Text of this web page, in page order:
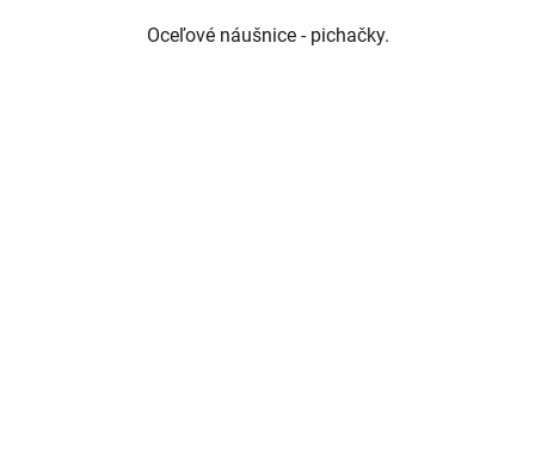
Oceľové náušnice - pichačky.